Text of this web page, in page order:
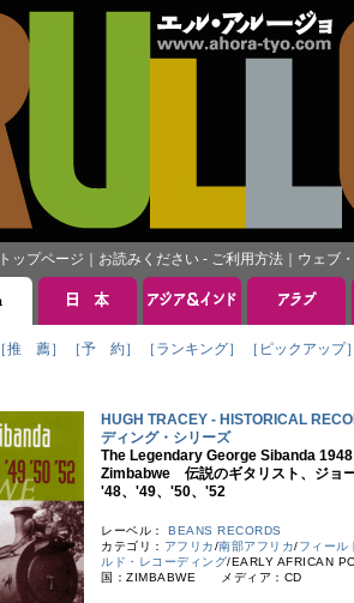
トップページ お読みください - ご利用方法 ウェブ
［推 薦］ ［予 約］ ［ランキング］ ［ピックアップ］
HUGH TRACEY - HISTORICAL
ディング・シリーズ
The Legendary George Sibanda
Zimbabwe 伝説のギタリスト、ジョ
'48、'49、'50、'52
レーベル： BEANS RECORDS
カテゴリ： アフリカ/南部アフリカ/フィール
ルド・レコーディング/EARLY AFRICAN
国：ZIMBABWE メディア：CD